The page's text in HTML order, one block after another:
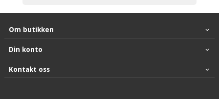
Om butikken
Din konto
Kontakt oss